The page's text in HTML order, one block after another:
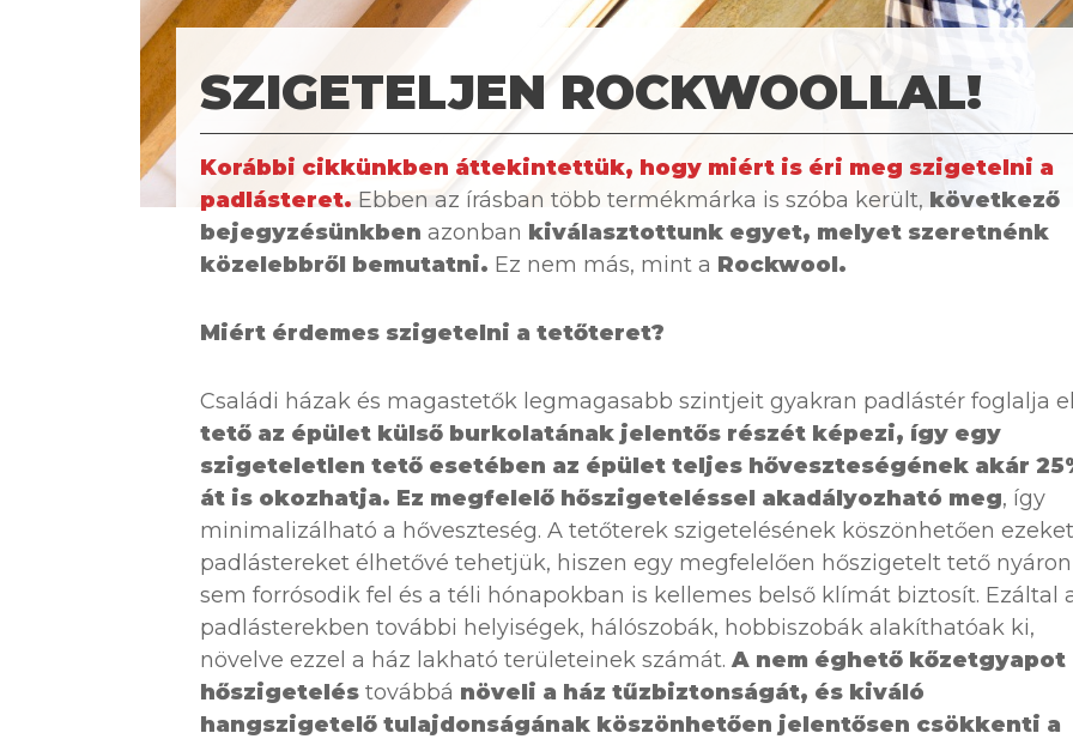
SZIGETELJEN ROCKWOOLLAL!
Korábbi cikkünkben áttekintettük, hogy miért is éri meg szigetelni a
padlásteret. Ebben az írásban több termékmárka is szóba került, következő
bejegyzésünkben azonban kiválasztottunk egyet, melyet szeretnénk
közelebbről bemutatni. Ez nem más, mint a Rockwool.
Miért érdemes szigetelni a tetőteret?
Családi házak és magastetők legmagasabb szintjeit gyakran padlástér foglalja
tető az épület külső burkolatának jelentős részét képezi, így egy
szigeteletlen tető esetében az épület teljes hőveszteségének akár
át is okozhatja. Ez megfelelő hőszigeteléssel akadályozható meg, így
minimalizálható a hőveszteség. A tetőterek szigetelésének köszönhetően
padlástereket élhetővé tehetjük, hiszen egy megfelelően hőszigetelt tető nyáron
sem forrósodik fel és a téli hónapokban is kellemes belső klímát biztosít. Ezáltal
padlásterekben további helyiségek, hálószobák, hobbiszobák alakíthatóak ki,
növelve ezzel a ház lakható területeinek számát. A nem éghető kőzetgyapot
hőszigetelés továbbá növeli a ház tűzbiztonságát, és kiváló
hangszigetelő tulajdonságának köszönhetően jelentősen csökkenti a